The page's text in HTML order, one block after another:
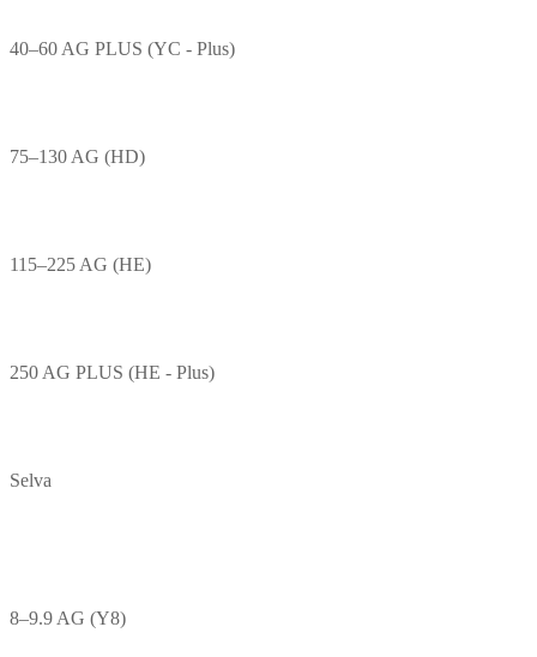
40–60 AG PLUS (YC - Plus)
75–130 AG (HD)
115–225 AG (HE)
250 AG PLUS (HE - Plus)
Selva
8–9.9 AG (Y8)